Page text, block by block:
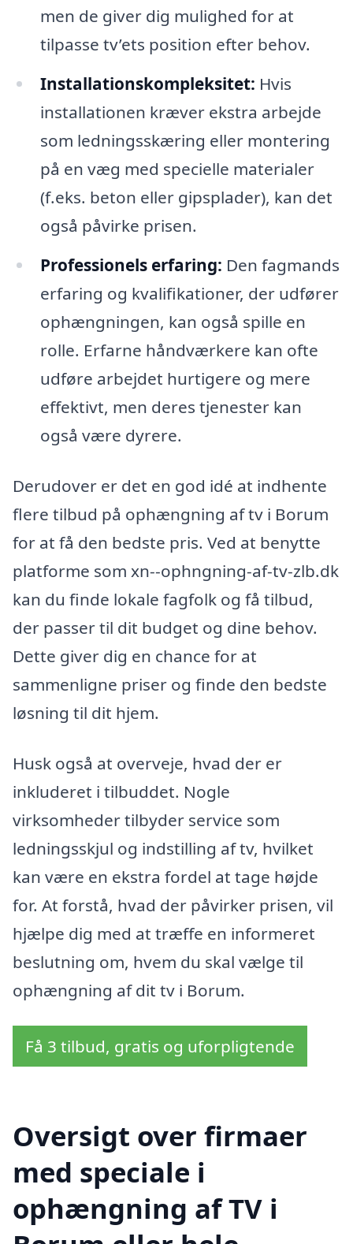
men de giver dig mulighed for at
tilpasse tv’ets position efter behov.
Installationskompleksitet: Hvis
installationen kræver ekstra arbejde
som ledningsskæring eller montering
på en væg med specielle materialer
(f.eks. beton eller gipsplader), kan det
også påvirke prisen.
Professionels erfaring: Den fagmands
erfaring og kvalifikationer, der udfører
ophængningen, kan også spille en
rolle. Erfarne håndværkere kan ofte
udføre arbejdet hurtigere og mere
effektivt, men deres tjenester kan
også være dyrere.
Derudover er det en god idé at indhente
flere tilbud på ophængning af tv i Borum
for at få den bedste pris. Ved at benytte
platforme som xn--ophngning-af-tv-zlb.dk
kan du finde lokale fagfolk og få tilbud,
der passer til dit budget og dine behov.
Dette giver dig en chance for at
sammenligne priser og finde den bedste
løsning til dit hjem.
Husk også at overveje, hvad der er
inkluderet i tilbuddet. Nogle
virksomheder tilbyder service som
ledningsskjul og indstilling af tv, hvilket
kan være en ekstra fordel at tage højde
for. At forstå, hvad der påvirker prisen, vil
hjælpe dig med at træffe en informeret
beslutning om, hvem du skal vælge til
ophængning af dit tv i Borum.
Få 3 tilbud, gratis og uforpligtende
Oversigt over firmaer
med speciale i
ophængning af TV i